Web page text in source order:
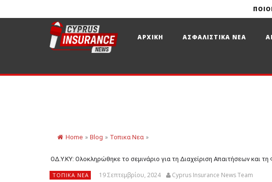
ΑΡΧΙΚΗ ΑΣΦΑΛΙΣΤΙΚΑ ΝΕΑ
Home » Blog » Τοπικα Νεα »
ΟΔ.Υ.ΚΥ: Ολοκληρώθηκε το σεμινάριο για τη Διαχείριση Απαιτήσεων και
ΤΟΠΙΚΑ ΝΕΑ 19 Σεπτεμβρίου, 2024 Cyprus Insurance News Team